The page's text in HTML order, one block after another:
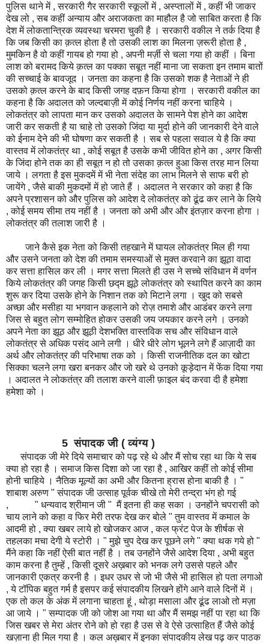
पुलिस थाने में , सरकारी गैर सरकारी स्कूलों में , अस्प्तालों में , कहीं भी जाकर
देख लो , सब कहीं अन्याय और अराजकता का माहौल है जो साबित करता है कि
देश में लोकतान्त्रिक व्यवस्था चरमरा चुकी है । सरकारी वकील ने तर्क दिया है
कि जब किसी का क़त्ल होता है तो उसकी लाश का मिलना ज़रूरी होता है ,
मुमकिन है वो कहीं गायब हो गया हो , अपनी मर्ज़ी से चला गया हो कहीं । बिना
लाश को बरामद किये क़त्ल का पक्का सबूत नहीं माना जा सकता इन तमाम बातों
की सच्चाई के बावजूद । जनता का कहना है कि उसको शक है नेताओं ने ही
उसको क़त्ल करने के बाद किसी जगह दफ़न किया होगा । सरकारी वकील का
कहना है कि अदालत को जल्दबाज़ी में कोई निर्णय नहीं करना चाहिये ।
लोकतंत्र को लापता मान कर उसको अदालत के सामने पेश होने का आदेश
जारी कर सकती है या चाहे तो उसको जिंदा या मुर्दा होने की जानकारी देने वाले
को ईनाम देने की भी घोषणा कर सकती है । सब से पहला सवाल ये है कि क्या
वास्तव में लोकतंत्र था , कोई सबूत है उसके कभी जीवित होने का , अगर किसी
के जिंदा होने तक का ही सबूत न हो तो उसका क़त्ल हुआ किस तरह मान लिया
जाये । लगता है इस मुकदमें में भी नेता संदेह का लाभ मिलने से साफ बरी हो
जायेंगे , जैसे बाकी मुकदमों में हो जाते हैं । अदालत ने सरकार को कहा है कि
अपने प्रशासन को और पुलिस को आदेश दे लोकतंत्र को ढूंढ कर लाने के लिये
, कोई समय सीमा तय नहीं है । जनता को अभी और और इंतज़ार करना होगा ।
लोकतंत्र की तलाश जारी है ।
जाने कैसे इक नेता को किसी तहखाने में घायल लोकतंत्र मिल ही गया
और उसने जनता को देश की तमाम समस्याओं से मुक्त करवाने का झूठा वादा
कर सत्ता हासिल कर ली । मगर सत्ता मिलते ही उस ने सच्चे संविधान में वर्णन
किये लोकतंत्र की जगह किसी छद्म झूठे लोकतंत्र को स्थापित करने का काम
शुरू कर दिया उसके होने के निशान तक को मिटाने लगा । खुद को सबसे
अच्छा और मसीहा या भगवान कहलाने को रोज़ तमाशे और आडंबर करने लगा
जिस से बहुत लोग सम्मोहित होकर उसकी जय जयकार करने लगे । उनको
अपने नेता का झूठ और झूठी देशभक्ति वास्तविक सच और संविधान वाले
लोकतंत्र से अधिक पसंद आने लगी । धीरे धीरे लोग भूलने लगे हैं आज़ादी का
अर्थ और लोकतंत्र की परिभाषा तक को । किसी राजनीतिक दल का खोटा
सिक्का चलने लगा खरा बनकर और जो खरे थे उनको कूड़ेदान में फेंक दिया गया
। अदालत ने लोकतंत्र की तलाश करने वाली फ़ाइल बंद करवा दी है हमेशा
हमेशा को ।
5 संपादक जी ( व्यंग्य )
संपादक जी मेरे दिये समाचार को पढ़ रहे थे और मैं सोच रहा था कि ये सब
क्या हो रहा है । समाज किस दिशा को जा रहा है , आखिर कहीं तो कोई सीमा
होनी चाहिये । नैतिक मूल्यों का अभी और कितना ह्रास होना बाकी है । "
शाबाश अरुण " संपादक जी उत्साह पूर्वक चीखे तो मेरी तन्द्रा भंग हो गई
, " धन्यवाद श्रीमान जी " मैं इतना ही कह सका । उनहोंने चपरासी को
चाय लाने को कहा व फिर मेरी तरफ देख कर बोले " तुम वास्तव में कमाल के
आदमी हो , क्या खबर लाये हो खोजकर आज , कल फ्रंट पेज के शीर्षक से
तहलका मचा देगी ये स्टोरी । " मुझे चुप देख कर पूछने लगे " क्या थक गये हो "
मैंने कहा कि नहीं ऐसी बात नहीं है । तब उनहोंने जैसे आदेश दिया , अभी बहुत
काम करना है तुम्हें , किसी दूसरे अख़बार को भनक लगे उससे पहले और
जानकारी एकत्र करनी है । इधर उधर से जो भी जैसे भी हासिल हो पता लगाओ
, ये टॉपिक बहुत गर्म है इसपर कई संपादकीय लिखने होंगे आने वाले दिनों में ।
एक तो कल के अंक में लगाना चाहता हूं , थोड़ा मसाला और ढूंढ लाओ तो मज़ा
आ जाये । " सम्पादक जी को जोश आ गया था और मैं समझ नहीं पा रहा था कि
जिस खबर से मेरा अंतर रोने को हो रहा है उस से वे ऐसे उत्साहित हैं जैसे कोई
खज़ाना ही मिल गया है । कल अख़बार में इनका संपादकीय लेख पढ़ कर पाठक